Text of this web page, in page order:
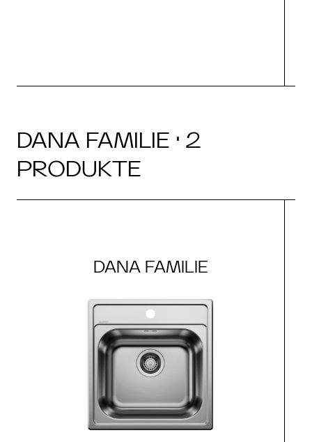
DANA FAMILIE · 2
PRODUKTE
DANA FAMILIE